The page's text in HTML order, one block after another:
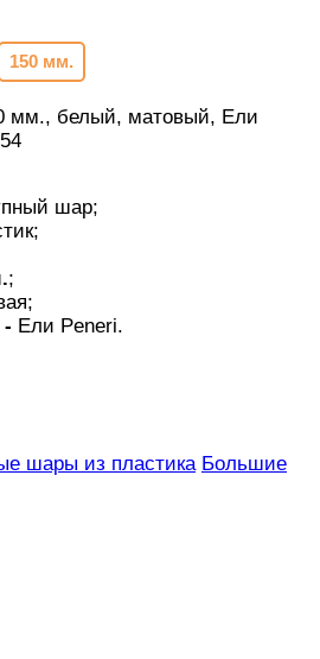
150 мм.
мм., белый, матовый, Ели
шар;
;
- Ели Peneri.
шары из пластика Большие